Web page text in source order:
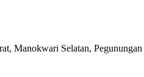
Manokwari Selatan,